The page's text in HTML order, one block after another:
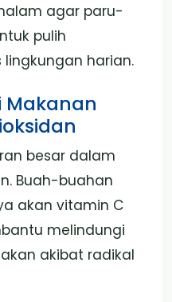
agar paru-
pulih
harian.
Makanan
besar dalam
Buah-buahan
akan vitamin C
melindungi
akibat radikal